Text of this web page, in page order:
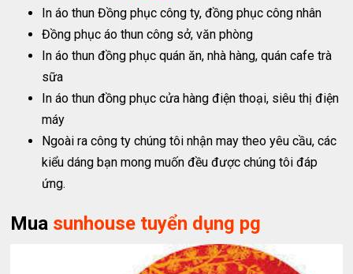
In áo thun Đồng phục công ty, đồng phục công nhân
Đồng phục áo thun công sở, văn phòng
In áo thun đồng phục quán ăn, nhà hàng, quán cafe trà
sữa
In áo thun đồng phục cửa hàng điện thoại, siêu thị điện
máy
Ngoài ra công ty chúng tôi nhận may theo yêu cầu, các
kiểu dáng bạn mong muốn đều được chúng tôi đáp
ứng.
Mua sunhouse tuyển dụng pg